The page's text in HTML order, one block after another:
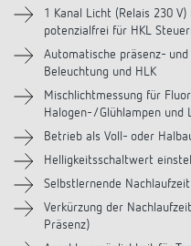
Zubehör
Ähnliche Produkte
1 Kanal Licht (Relais 230
potenzialfrei für HKL
Automatische präsenz-
Beleuchtung und HLK
Mischlichtmessung für
Halogen-/Glühlampen und
Betrieb als Voll- oder
Helligkeitsschaltwert
Selbstlernende Nachlaufzeit
Verkürzung der
Präsenz)